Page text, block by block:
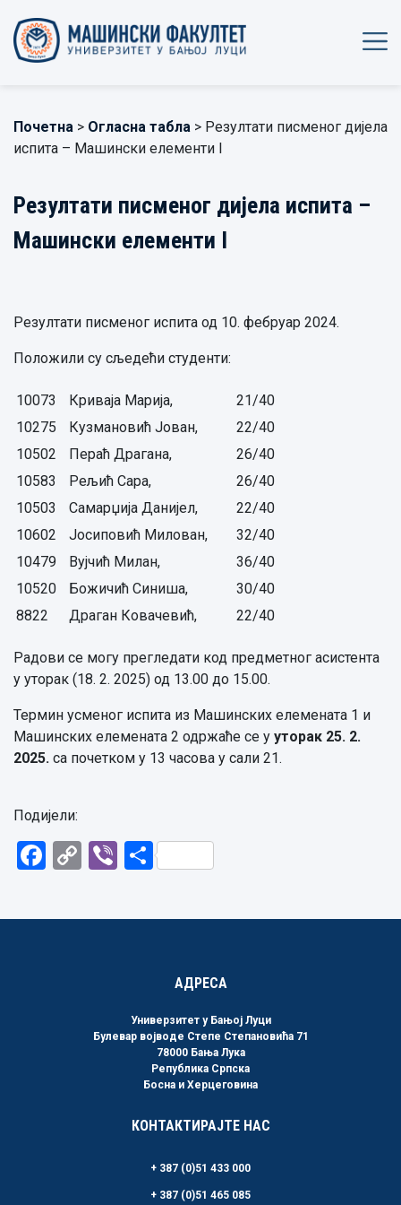
Почетна > Огласна табла > Резултати писменог дијела
испита – Машински елементи I
Резултати писменог дијела испита –
Машински елементи I
Резултати писменог испита од 10. фебруар 2024.
Положили су сљедећи студенти:
10073 Криваја Марија,
21/40
10275
Кузмановић Јован,
22/40
10502
Пераћ Драгана,
26/40
10583
Рељић Сара,
26/40
10503
Самарџија Данијел,
22/40
10602
Јосиповић Милован,
32/40
10479
Вујчић Милан,
36/40
10520
Божичић Синиша,
30/40
8822
Драган Ковачевић, 22/40
Радови се могу прегледати код предметног асистента
у уторак (18. 2. 2025) од 13.00 до 15.00.
Термин усменог испита из Машинских елемената 1 и
Машинских елемената 2 одржаће се у уторак 25. 2.
2025. са почетком у 13 часова у сали 21.
Подијели:
Facebook
CopyViberShare
АДРЕСА
Универзитет у Бањој Луци
Булевар војводе Степе Степановића 71
78000 Бања Лука
Република Српска
Босна и Херцеговина
КОНТАКТИРАЈТЕ НАС
+ 387 (0)51 433 000
+ 387 (0)51 465 085